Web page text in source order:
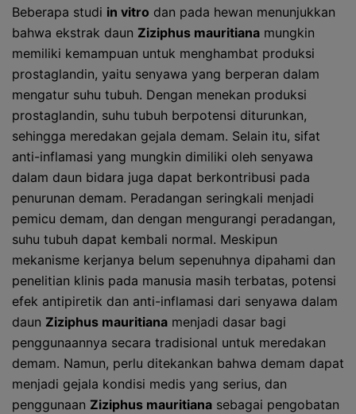
Beberapa studi in vitro dan pada hewan menunjukkan
bahwa ekstrak daun Ziziphus mauritiana mungkin
memiliki kemampuan untuk menghambat produksi
prostaglandin, yaitu senyawa yang berperan dalam
mengatur suhu tubuh. Dengan menekan produksi
prostaglandin, suhu tubuh berpotensi diturunkan,
sehingga meredakan gejala demam. Selain itu, sifat
anti-inflamasi yang mungkin dimiliki oleh senyawa
dalam daun bidara juga dapat berkontribusi pada
penurunan demam. Peradangan seringkali menjadi
pemicu demam, dan dengan mengurangi peradangan,
suhu tubuh dapat kembali normal. Meskipun
mekanisme kerjanya belum sepenuhnya dipahami dan
penelitian klinis pada manusia masih terbatas, potensi
efek antipiretik dan anti-inflamasi dari senyawa dalam
daun Ziziphus mauritiana menjadi dasar bagi
penggunaannya secara tradisional untuk meredakan
demam. Namun, perlu ditekankan bahwa demam dapat
menjadi gejala kondisi medis yang serius, dan
penggunaan Ziziphus mauritiana sebagai pengobatan